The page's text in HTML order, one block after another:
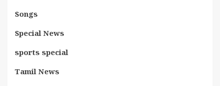
Songs
Special News
sports special
Tamil News